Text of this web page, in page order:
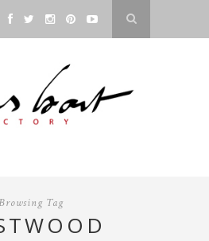
Tag